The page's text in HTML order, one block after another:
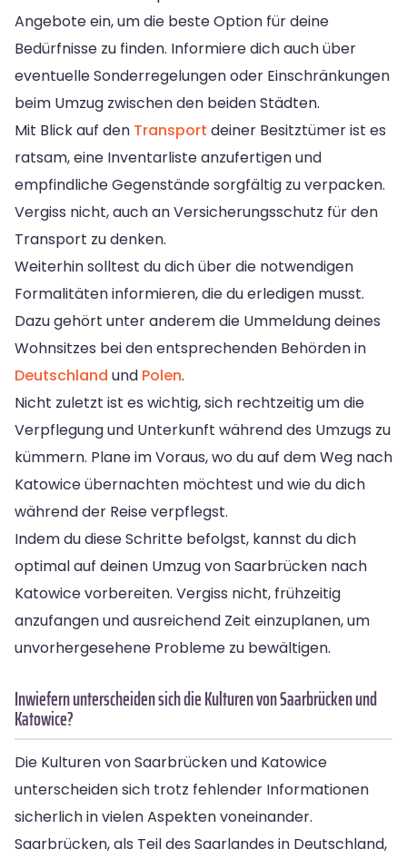
Angebote ein, um die beste Option für deine
Bedürfnisse zu finden. Informiere dich auch über
eventuelle Sonderregelungen oder Einschränkungen
beim Umzug zwischen den beiden Städten.
Mit Blick auf den Transport deiner Besitztümer ist es
ratsam, eine Inventarliste anzufertigen und
empfindliche Gegenstände sorgfältig zu verpacken.
Vergiss nicht, auch an Versicherungsschutz für den
Transport zu denken.
Weiterhin solltest du dich über die notwendigen
Formalitäten informieren, die du erledigen musst.
Dazu gehört unter anderem die Ummeldung deines
Wohnsitzes bei den entsprechenden Behörden in
Deutschland und Polen.
Nicht zuletzt ist es wichtig, sich rechtzeitig um die
Verpflegung und Unterkunft während des Umzugs zu
kümmern. Plane im Voraus, wo du auf dem Weg nach
Katowice übernachten möchtest und wie du dich
während der Reise verpflegst.
Indem du diese Schritte befolgst, kannst du dich
optimal auf deinen Umzug von Saarbrücken nach
Katowice vorbereiten. Vergiss nicht, frühzeitig
anzufangen und ausreichend Zeit einzuplanen, um
unvorhergesehene Probleme zu bewältigen.
Inwiefern unterscheiden sich die Kulturen von Saarbrücken und
Katowice?
Die Kulturen von Saarbrücken und Katowice
unterscheiden sich trotz fehlender Informationen
sicherlich in vielen Aspekten voneinander.
Saarbrücken, als Teil des Saarlandes in Deutschland,